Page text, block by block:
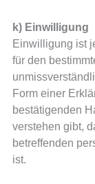
k) Einwilligung
Einwilligung ist
für den
Form einer
bestätigenden
verstehen gibt,
betreffenden
ist.